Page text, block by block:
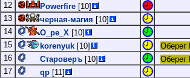
12
Powerfire [10]
13
черная-магия [10]
14
O_pe_X [10]
15
korenyuk [10] Оберег
16 Староверъ [10] Оберег
17
qp [11]